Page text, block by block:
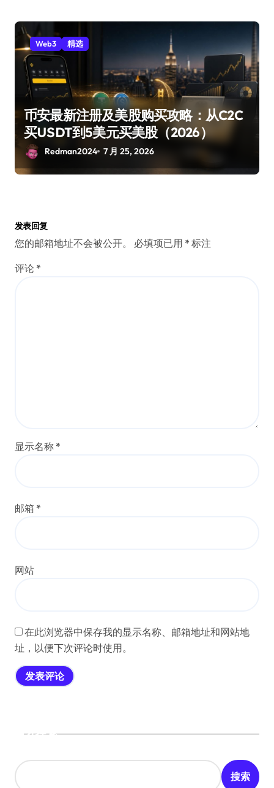
Web3 精选
币安最新注册及美股购买攻略：从C2C
买USDT到5美元买美股（2026）
Redman2024 7 月 25, 2026
发表回复
您的邮箱地址不会被公开。 必填项已用 * 标注
评论 *
显示名称 *
邮箱 *
网站
在此浏览器中保存我的显示名称、邮箱地址和网站地
址，以便下次评论时使用。
搜索
搜索